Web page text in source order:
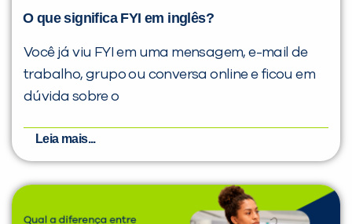
O que significa FYI em inglês?
Você já viu FYI em uma mensagem, e-mail de
trabalho, grupo ou conversa online e ficou em
dúvida sobre o
Leia mais...